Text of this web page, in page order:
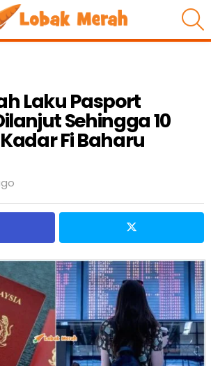
Laku Pasport
Sehingga 10
Fi Baharu